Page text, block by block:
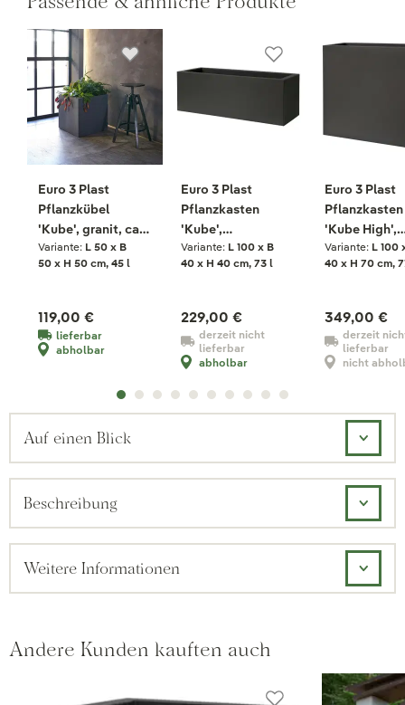
Euro 3 Plast
Pflanzkübel
'Kube', granit, ca.
50 x 50 x H 50 cm
Variante: L 50 x B
50 x H 50 cm, 45 l
119,00 €
lieferbar
abholbar
Euro 3 Plast
Pflanzkasten
'Kube',
perlschwarz, ca.
100 x 40 x H 40 cm
Variante: L 100 x B
40 x H 40 cm, 73 l
229,00 €
derzeit nicht
lieferbar
abholbar
Euro 3 Plast
Pflanzkasten
'Kube High',
perlschwarz,
100 x 40 x H
Variante: L 100
40 x H 70 cm,
349,00 €
derzeit
lieferbar
nicht
Auf einen Blick
Beschreibung
Weitere Informationen
Andere Kunden kauften auch